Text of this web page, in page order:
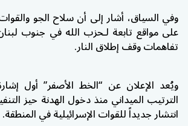
وفي السياق، أشار إلى أن سلاح الجو
على مواقع تابعة لـحزب الله في جنوب
تفاهمات وقف إطلاق النار.
ويُعد الإعلان عن “الخط الأصفر” أول
الترتيب الميداني منذ دخول الهدنة حيز
انتشار جديداً للقوات الإسرائيلية في المنطقة.